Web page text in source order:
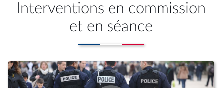
Interventions en commission
et en séance